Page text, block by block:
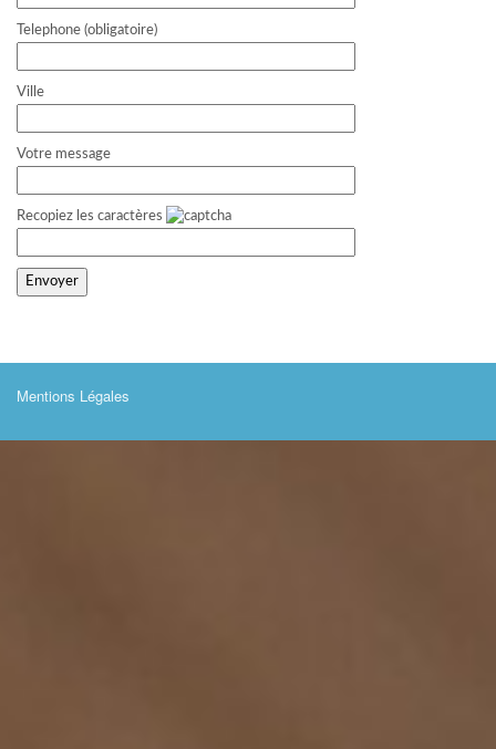
Telephone (obligatoire)
Ville
Votre message
Recopiez les caractères
Mentions Légales